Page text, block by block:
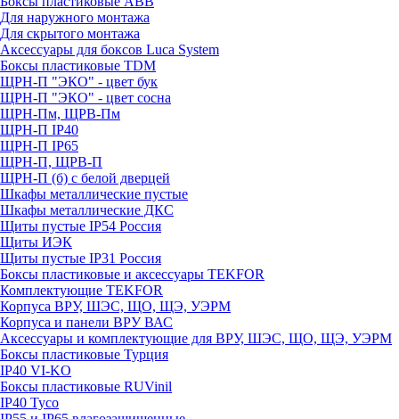
Для наружного монтажа
Для скрытого монтажа
Аксессуары для боксов Luca System
Боксы пластиковые TDM
ЩРН-П "ЭКО" - цвет бук
ЩРН-П "ЭКО" - цвет сосна
ЩРН-Пм, ЩРВ-Пм
ЩРН-П IP40
ЩРН-П IP65
ЩРН-П, ЩРВ-П
ЩРН-П (б) с белой дверцей
Шкафы металлические пустые
Шкафы металлические ДКС
Щиты пустые IP54 Россия
Щиты ИЭК
Щиты пустые IP31 Россия
Боксы пластиковые и аксессуары TEKFOR
Комплектующие TEKFOR
Корпуса ВРУ, ШЭС, ЩО, ЩЭ, УЭРМ
Корпуса и панели ВРУ ВАС
Аксессуары и комплектующие для ВРУ, ШЭС, ЩО, ЩЭ, УЭРМ
Боксы пластиковые Турция
IP40 VI-KO
Боксы пластиковые RUVinil
IP40 Тусо